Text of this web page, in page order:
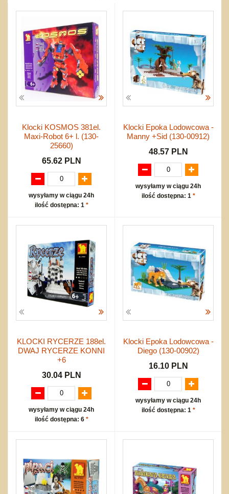
Bajkowe
Inne
Do rozkręcania
Bąki
Pojazdy
Inne
do koszykówki
Nowości
Wyprzedaż
Promocje
Start
Zakupy hurtowe
Koszty przesyłki
Regulamin
Mapa produktów
Klocki KOSMOS 381el.
Maxi-Robot 6+ l. (130-
25660)
65.62 PLN
wysyłamy w ciągu 24h
ilość dostępna: 1 *
Klocki Epoka Lodowcowa -
Manny +Sid (130-00912)
48.57 PLN
wysyłamy w ciągu 24h
ilość dostępna: 1 *
KLOCKI RYCERZE 188el.
DWAJ RYCERZE KONNI
+6
30.04 PLN
wysyłamy w ciągu 24h
ilość dostępna: 6 *
Klocki Epoka Lodowcowa -
Diego (130-00902)
16.10 PLN
wysyłamy w ciągu 24h
ilość dostępna: 1 *